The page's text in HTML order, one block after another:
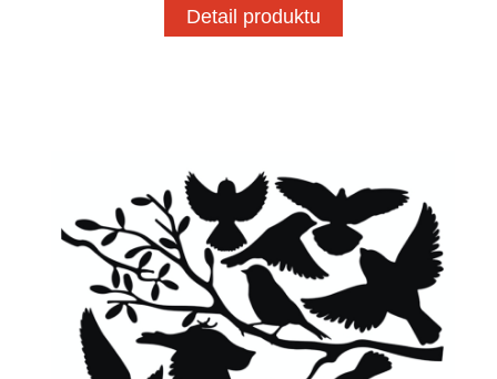
Detail produktu